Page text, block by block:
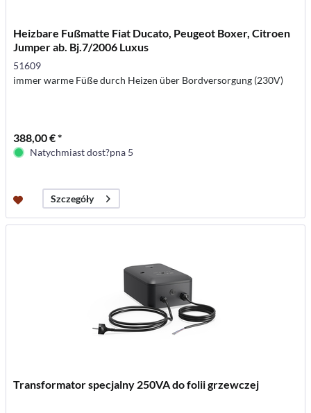
Heizbare Fußmatte Fiat Ducato, Peugeot Boxer, Citroen
Jumper ab. Bj.7/2006 Luxus
51609
immer warme Füße durch Heizen über Bordversorgung (230V)
388,00 € *
Natychmiast dost?pna 5
Szczegóły
Transformator specjalny 250VA do folii grzewczej